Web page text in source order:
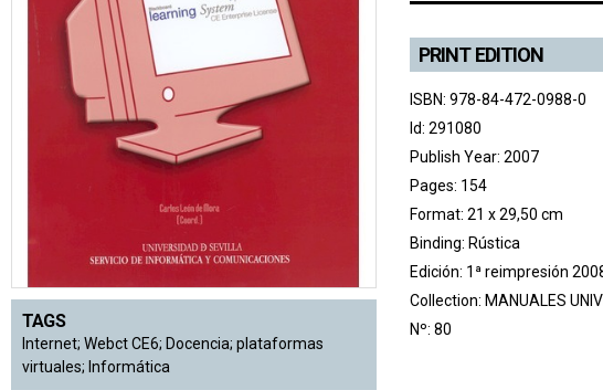
TAGS
Internet; Webct CE6; Docencia; plataformas
virtuales; Informática
PRINT EDITION
ISBN: 978-84-472-0988-0
Id: 291080
Publish Year: 2007
Pages: 154
Format: 21 x 29,50 cm
Binding: Rústica
Edición: 1ª reimpresión
Collection: MANUALES
Nº: 80